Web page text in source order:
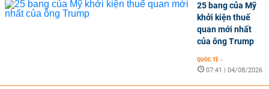
25 bang của Mỹ
khởi kiện thuế
quan mới nhất
của ông Trump
QUỐC TẾ -
07:41 | 04/08/2026